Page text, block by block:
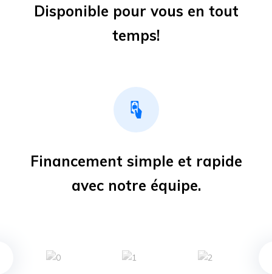
Disponible pour vous en tout
temps!
Financement simple et rapide
avec notre équipe.